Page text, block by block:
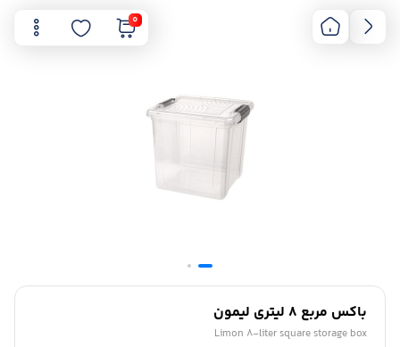
0
باکس مربع 8 لیتری لیمون
Limon 8-liter square storage box